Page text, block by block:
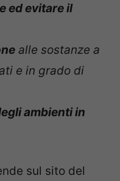
ed evitare il
alle sostanze a
e in grado di
ambienti in
sul sito del